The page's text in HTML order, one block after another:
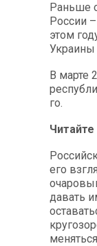
Раньше
России
этом
Украины
В марте
го.
его
давать